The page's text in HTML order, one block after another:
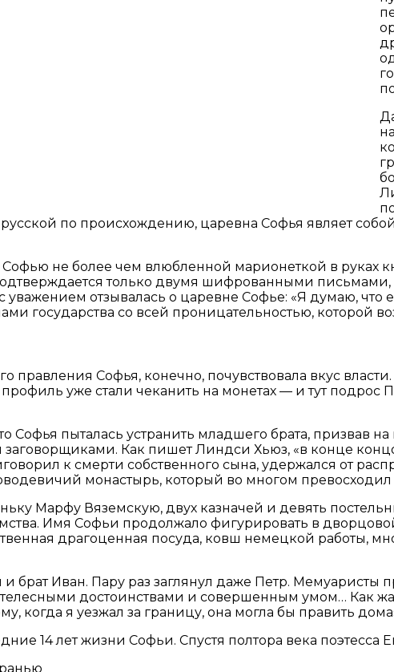
по происхождению, царевна Софья являет
не более чем влюбленной марионеткой в руках
только двумя шифрованными
уважением отзывалась о царевне Софье: «Я думаю,
государства со всей проницательностью, которой
правления Софья, конечно, почувствовала вкус
уже стали чеканить на монетах — и тут
Софья пыталась устранить младшего брата, призвав
заговорщиками. Как пишет Линдси Хьюз, «в конце
к смерти собственного сына, удержался от
монастырь, который во многом превосходил
Марфу Вяземскую, двух казначей и девять
Имя Софьи продолжало фигурировать в
драгоценная посуда, ковш немецкой работы,
брат Иван. Пару раз заглянул даже Петр.
достоинствами и совершенным умом… Как
когда я уезжал за границу, она могла бы править
14 лет жизни Софьи. Спустя полтора века поэтесса